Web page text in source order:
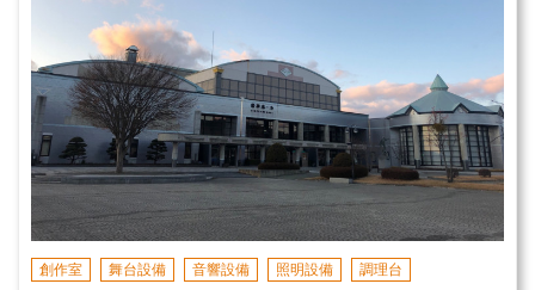
創作室 舞台設備 音響設備 照明設備 調理台